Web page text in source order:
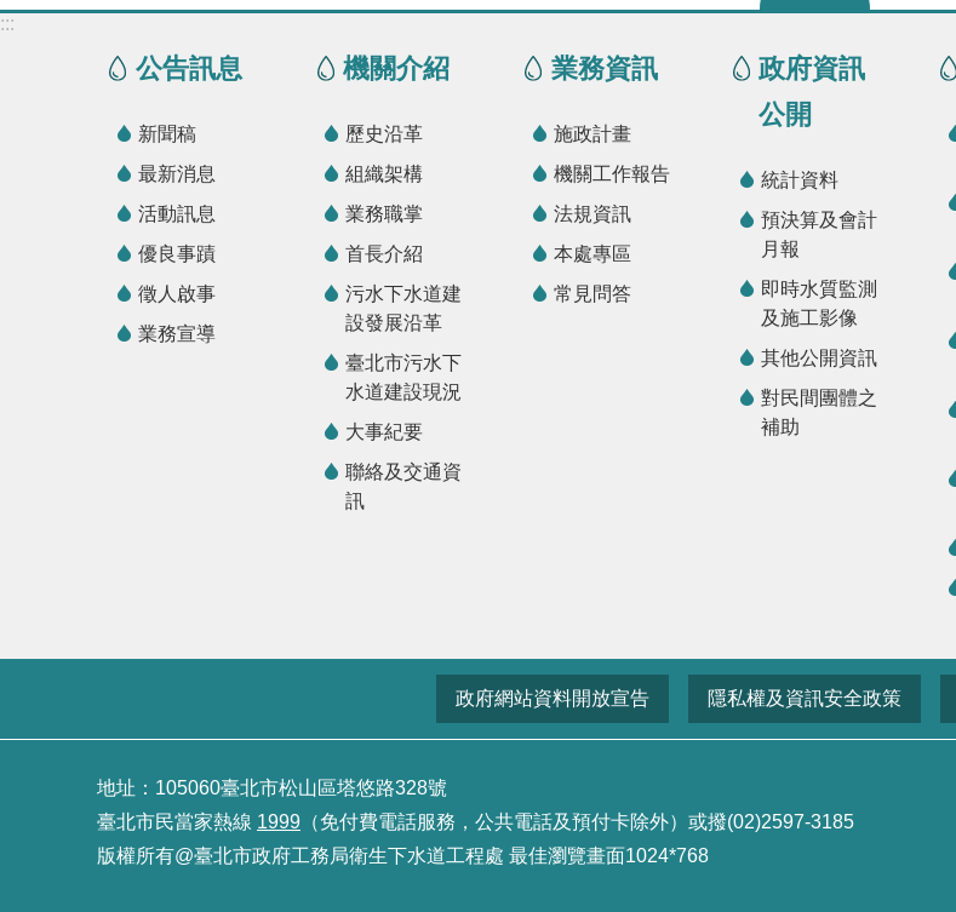
:::
公告訊息
新聞稿
最新消息
活動訊息
優良事蹟
徵人啟事
業務宣導
機關介紹
歷史沿革
組織架構
業務職掌
首長介紹
污水下水道建
設發展沿革
臺北市污水下
水道建設現況
大事紀要
聯絡及交通資
訊
業務資訊
施政計畫
機關工作報告
法規資訊
本處專區
常見問答
政府資訊
公開
統計資料
預決算及會計
月報
即時水質監測
及施工影像
其他公開資訊
對民間團體之
補助
政府網站資料開放宣告 隱私權及資訊安全政策
地址：105060臺北市松山區塔悠路328號
臺北市民當家熱線 1999 （免付費電話服務，公共電話及預付卡除外）或撥(02)2597-3185
版權所有@臺北市政府工務局衛生下水道工程處 最佳瀏覽畫面1024*768